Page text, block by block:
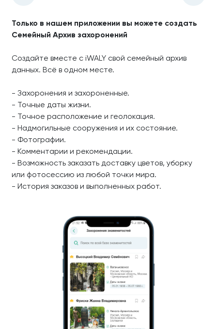
Только в нашем приложении вы можете создать
Семейный Архив захоронений
Создайте вместе с iWALY свой семейный архив
данных. Всё в одном месте.
- Захоронения и захороненные.
- Точные даты жизни.
- Точное расположение и геолокация.
- Надмогильные сооружения и их состояние.
- Фотографии.
- Комментарии и рекомендации.
- Возможность заказать доставку цветов, уборку
или фотосессию из любой точки мира.
- История заказов и выполненных работ.